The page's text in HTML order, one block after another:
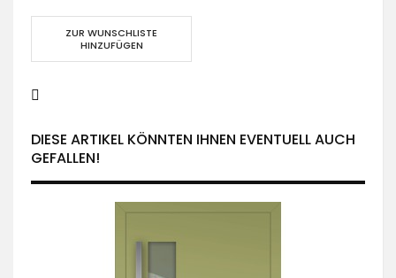
ZUR WUNSCHLISTE
HINZUFÜGEN
DIESE ARTIKEL KÖNNTEN IHNEN EVENTUELL AUCH
GEFALLEN!